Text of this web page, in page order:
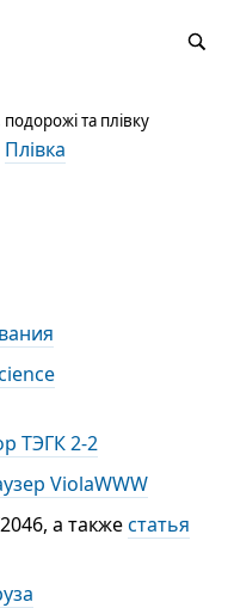
та плівку
Плівка
ТЭГК 2-2
ViolaWWW
а такжестатья